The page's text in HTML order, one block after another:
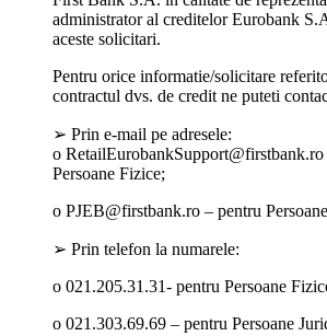
administrator al creditelor Eurobank
aceste solicitari.
Pentru orice informatie/solicitare
contractul dvs. de credit ne puteti
➢ Prin e-mail pe adresele:
o RetailEurobankSupport@firstbank.ro
Persoane Fizice;
o PJEB@firstbank.ro – pentru
➢ Prin telefon la numarele:
o 021.205.31.31- pentru Persoane
o 021.303.69.69 – pentru Persoane